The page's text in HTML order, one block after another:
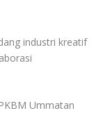
industri kreatif
Ummatan